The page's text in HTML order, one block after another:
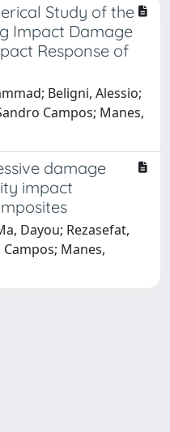
Study of the
Impact Damage
Response of
Beligni, Alessio;
Campos; Manes,
damage
impact
Dayou; Rezasefat,
Manes,